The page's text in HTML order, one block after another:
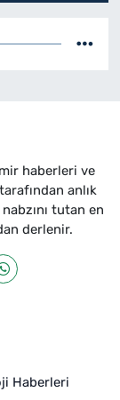
haberleri ve
anlık
tutan en
derlenir.
Haberleri